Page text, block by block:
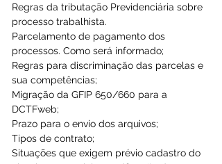
Regras da tributação Previdenciária sobre
processo trabalhista.
Parcelamento de pagamento dos
processos. Como será informado;
Regras para discriminação das parcelas e
sua competências;
Migração da GFIP 650/660 para a
DCTFweb;
Prazo para o envio dos arquivos;
Tipos de contrato;
Situações que exigem prévio cadastro do